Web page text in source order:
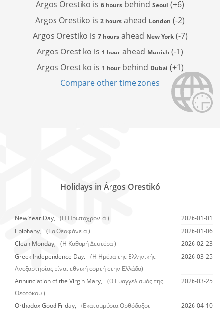
Argos Orestiko is 6 hours behind Seoul (+6)
Argos Orestiko is 2 hours ahead London (-2)
Argos Orestiko is 7 hoursahead New York(-7)
Argos Orestiko is 1 hourahead Munich (-1)
Argos Orestiko is 1 hourbehind Dubai (+1)
Compare other time zones
Holidays in Árgos Orestikó
New Year Day, (Η Πρωτοχρονιά )
2026-01-01
Epiphany,
(Τα Θεοφάνεια )
2026-01-06
Clean Monday,
(Η Καθαρή Δευτέρα )
2026-02-23
Greek Independence Day,
(Η Ημέρα της Ελληνικής
Ανεξαρτησίας είναι εθνική εορτή στην Ελλάδα)
2026-03-25
Annunciation of the Virgin Mary,
(Ο Ευαγγελισμός της
Θεοτόκου )
2026-03-25
Orthodox Good Friday,
(Εκατομμύρια Ορθόδοξοι
2026-04-10